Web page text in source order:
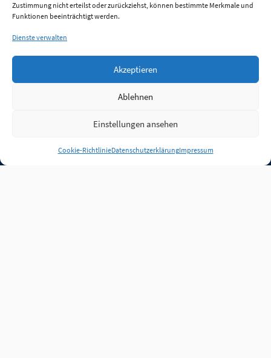
Zustimmung nicht erteilst oder zurückziehst, können bestimmte Merkmale und
Funktionen beeinträchtigt werden.
Dienste verwalten
Akzeptieren
Ablehnen
Einstellungen ansehen
Cookie-RichtlinieDatenschutzerklärungImpressum
Anmelden
Jobs Partner FAQ Quellen